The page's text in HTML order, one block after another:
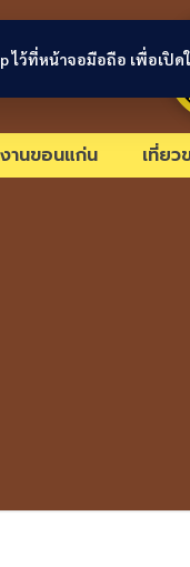
านขอนแก่น เที่ย
ไว้ที่หน้าจอมือถือ เพื่อเปิ